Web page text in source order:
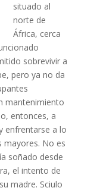
situado al
norte de
África, cerca
sobrevivir a
pero ya no da
mantenimiento
entonces, a
enfrentarse a lo
mayores. No es
soñado desde
el intento de
madre. Sciulo